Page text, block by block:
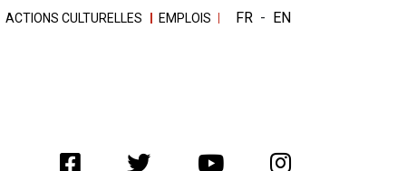
ACTIONS CULTURELLES EMPLOIS FR - EN